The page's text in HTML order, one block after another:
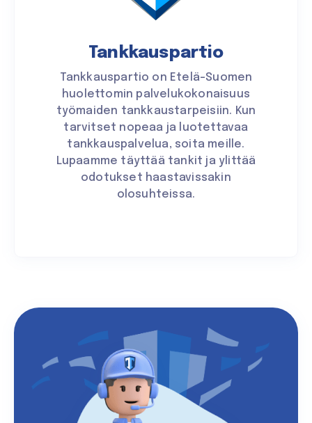
Tankkauspartio
Tankkauspartio on Etelä-Suomen
huolettomin palvelukokonaisuus
työmaiden tankkaustarpeisiin. Kun
tarvitset nopeaa ja luotettavaa
tankkauspalvelua, soita meille.
Lupaamme täyttää tankit ja ylittää
odotukset haastavissakin
olosuhteissa.